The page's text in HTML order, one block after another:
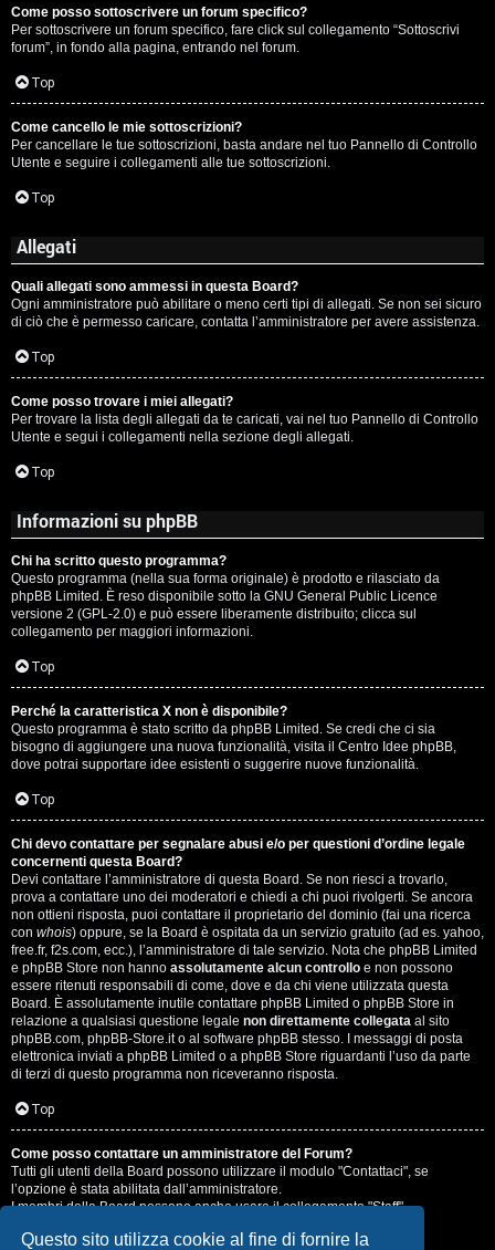
Questo sito utilizza cookie al fine di fornire la
Come posso sottoscrivere un forum specifico?
Per sottoscrivere un forum specifico, fare click sul collegamento “Sottoscrivi
forum”, in fondo alla pagina, entrando nel forum.
Top
Come cancello le mie sottoscrizioni?
Per cancellare le tue sottoscrizioni, basta andare nel tuo Pannello di Controllo
Utente e seguire i collegamenti alle tue sottoscrizioni.
Top
Allegati
Quali allegati sono ammessi in questa Board?
Ogni amministratore può abilitare o meno certi tipi di allegati. Se non sei sicuro
di ciò che è permesso caricare, contatta l’amministratore per avere assistenza.
Top
Come posso trovare i miei allegati?
Per trovare la lista degli allegati da te caricati, vai nel tuo Pannello di Controllo
Utente e segui i collegamenti nella sezione degli allegati.
Top
Informazioni su phpBB
Chi ha scritto questo programma?
Questo programma (nella sua forma originale) è prodotto e rilasciato da
phpBB Limited . È reso disponibile sotto la GNU General Public Licence
versione 2 (GPL-2.0) e può essere liberamente distribuito; clicca sul
collegamento per maggiori informazioni.
Top
Perché la caratteristica X non è disponibile?
Questo programma è stato scritto da phpBB Limited. Se credi che ci sia
bisogno di aggiungere una nuova funzionalità, visita il Centro Idee phpBB,
dove potrai supportare idee esistenti o suggerire nuove funzionalità.
Top
Chi devo contattare per segnalare abusi e/o per questioni d’ordine legale
concernenti questa Board?
Devi contattare l’amministratore di questa Board. Se non riesci a trovarlo,
prova a contattare uno dei moderatori e chiedi a chi puoi rivolgerti. Se ancora
non ottieni risposta, puoi contattare il proprietario del dominio (fai una ricerca
con whois) oppure, se la Board è ospitata da un servizio gratuito (ad es. yahoo,
free.fr, f2s.com, ecc.), l’amministratore di tale servizio. Nota che phpBB Limited
e phpBB Store non hanno assolutamente alcun controllo e non possono
essere ritenuti responsabili di come, dove e da chi viene utilizzata questa
Board. È assolutamente inutile contattare phpBB Limited o phpBB Store in
relazione a qualsiasi questione legale non direttamente collegata al sito
phpBB.com, phpBB-Store.it o al software phpBB stesso. I messaggi di posta
elettronica inviati a phpBB Limited o a phpBB Store riguardanti l’uso da parte
di terzi di questo programma non riceveranno risposta.
Top
Come posso contattare un amministratore del Forum?
Tutti gli utenti della Board possono utilizzare il modulo "Contattaci", se
l’opzione è stata abilitata dall’amministratore.
I membri della Board possono anche usare il collegamento "Staff".
Top